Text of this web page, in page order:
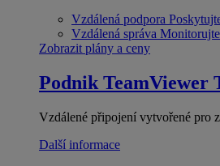
Vzdálená podpora
Vzdálená správa
Zobrazit plány a ceny
Podnik TeamViewer
Vzdálené připojení vytvořené pro
Další informace